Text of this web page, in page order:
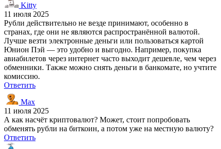
Kitty
11 июля 2025
Рубли действительно не везде принимают, особенно в
странах, где они не являются распространённой валютой.
Лучше везти электронные деньги или пользоваться картой
Юнион Пэй — это удобно и выгодно. Например, покупка
авиабилетов через интернет часто выходит дешевле, чем через
обменники. Также можно снять деньги в банкомате, но учтите
комиссию.
Ответить
Max
11 июля 2025
А как насчёт криптовалют? Может, стоит попробовать
обменять рубли на биткоин, а потом уже на местную валюту?
Ответить